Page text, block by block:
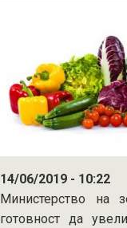
14/06/2019 - 10:22
Министерство на
готовност да